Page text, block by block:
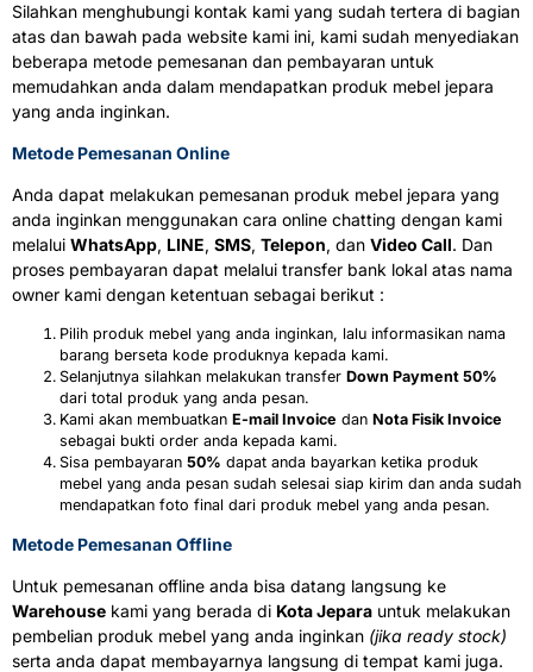
Silahkan menghubungi kontak kami yang sudah tertera di bagian
atas dan bawah pada website kami ini, kami sudah menyediakan
beberapa metode pemesanan dan pembayaran untuk
memudahkan anda dalam mendapatkan produk mebel jepara
yang anda inginkan.
Metode Pemesanan Online
Anda dapat melakukan pemesanan produk mebel jepara yang
anda inginkan menggunakan cara online chatting dengan kami
melalui WhatsApp, LINE, SMS, Telepon, dan Video Call. Dan
proses pembayaran dapat melalui transfer bank lokal atas nama
owner kami dengan ketentuan sebagai berikut :
Pilih produk mebel yang anda inginkan, lalu informasikan nama
barang berseta kode produknya kepada kami.
Selanjutnya silahkan melakukan transfer Down Payment 50%
dari total produk yang anda pesan.
Kami akan membuatkan E-mail Invoice dan Nota Fisik Invoice
sebagai bukti order anda kepada kami.
Sisa pembayaran 50% dapat anda bayarkan ketika produk
mebel yang anda pesan sudah selesai siap kirim dan anda sudah
mendapatkan foto final dari produk mebel yang anda pesan.
Metode Pemesanan Offline
Untuk pemesanan offline anda bisa datang langsung ke
Warehouse kami yang berada di Kota Jepara untuk melakukan
pembelian produk mebel yang anda inginkan (jika ready stock)
serta anda dapat membayarnya langsung di tempat kami juga.